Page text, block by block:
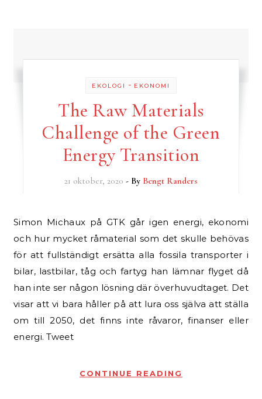
EKOLOGI - EKONOMI
The Raw Materials
Challenge of the Green
Energy Transition
21 oktober, 2020 - By Bengt Randers
Simon Michaux på GTK går igen energi, ekonomi
och hur mycket råmaterial som det skulle behövas
för att fullständigt ersätta alla fossila transporter i
bilar, lastbilar, tåg och fartyg han lämnar flyget då
han inte ser någon lösning där överhuvudtaget. Det
visar att vi bara håller på att lura oss själva att ställa
om till 2050, det finns inte råvaror, finanser eller
energi. Tweet
CONTINUE READING